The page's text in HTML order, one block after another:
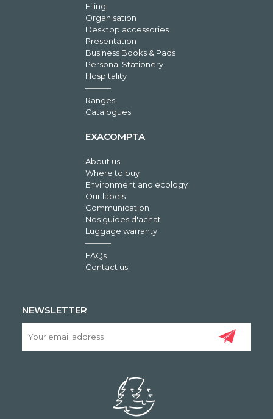
Filing
Organisation
Desktop accessories
Presentation
Business Books & Pads
Personal Stationery
Hospitality
Ranges
Catalogues
EXACOMPTA
About us
Where to buy
Environment and ecology
Our labels
Communication
Nos guides d'achat
Luggage warranty
FAQs
Contact us
NEWSLETTER